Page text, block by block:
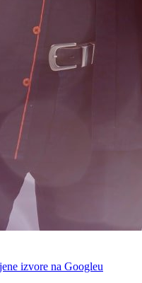
izvore na Googleu